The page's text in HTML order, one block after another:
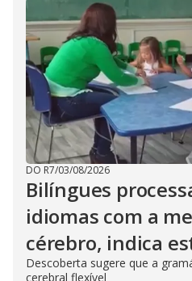
DO R7/03/08/2026
Bilíngues
idiomas com a
cérebro, indica
Descoberta sugere que a
cerebral flexível